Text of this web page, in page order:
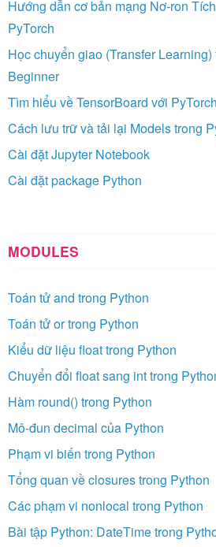
Hướng dẫn cơ bản mạng Nơ-ron
PyTorch
Học chuyển giao (Transfer Learning)
Beginner
Tìm hiểu về TensorBoard với PyTorch
Cách lưu trữ và tải lại Models trong
Cài đặt Jupyter Notebook
Cài đặt package Python
MODULES
Toán tử and trong Python
Toán tử or trong Python
Kiểu dữ liệu float trong Python
Chuyển đổi float sang int trong
Hàm round() trong Python
Mô-đun decimal của Python
Phạm vi biến trong Python
Tổng quan về closures trong Python
Các phạm vi nonlocal trong Python
Bài tập Python: DateTime trong